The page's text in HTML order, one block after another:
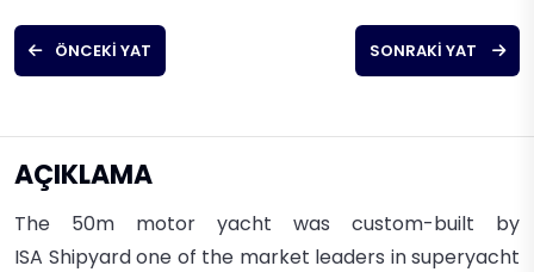
ÖNCEKI YAT SONRAKI YAT
AÇIKLAMA
The 50m motor yacht was custom-built by
ISA Shipyard one of the market leaders in superyacht